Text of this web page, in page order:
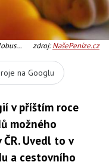
zdroj:NašePeníze.cz
na Googlu
v příštím roce
možného
Uvedl to v
a cestovního